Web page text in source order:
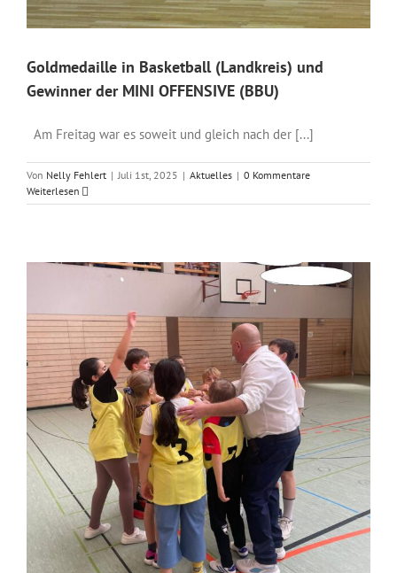
Goldmedaille in Basketball (Landkreis) und
Gewinner der MINI OFFENSIVE (BBU)
Am Freitag war es soweit und gleich nach der [...]
Von Nelly Fehlert | Juli 1st, 2025 | Aktuelles | 0 Kommentare
Weiterlesen